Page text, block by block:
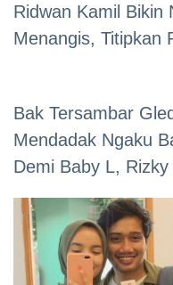
Ridwan Kamil Bikin
Menangis, Titipkan
Bak Tersambar
Mendadak Ngaku
Demi Baby L,